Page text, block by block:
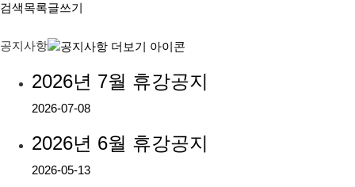
검색목록글쓰기
공지사항
2026년 7월 휴강공지
2026-07-08
2026년 6월 휴강공지
2026-05-13